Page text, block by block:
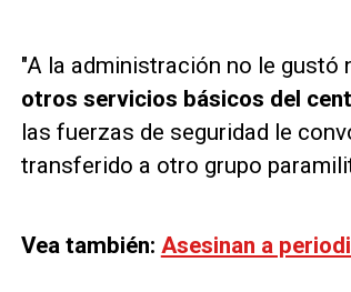
"A la administración no le gustó
otros servicios básicos del
las fuerzas de seguridad le
transferido a otro grupo
Vea también: Asesinan a